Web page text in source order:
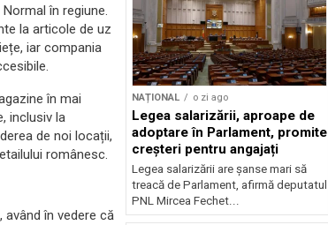
în regiune.
la articole de uz
iar compania
în mai
inclusiv la
de noi locații,
românesc.
în vedere că
NAȚIONAL o zi ago
Legea salarizării, aproape de
adoptare în Parlament, promite
creșteri pentru angajați
Legea salarizării are șanse mari să
treacă de Parlament, afirmă deputatul
PNL Mircea Fechet...